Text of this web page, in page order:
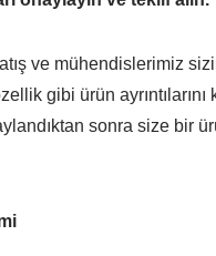
ve mühendislerimiz
gibi ürün
sonra size bir